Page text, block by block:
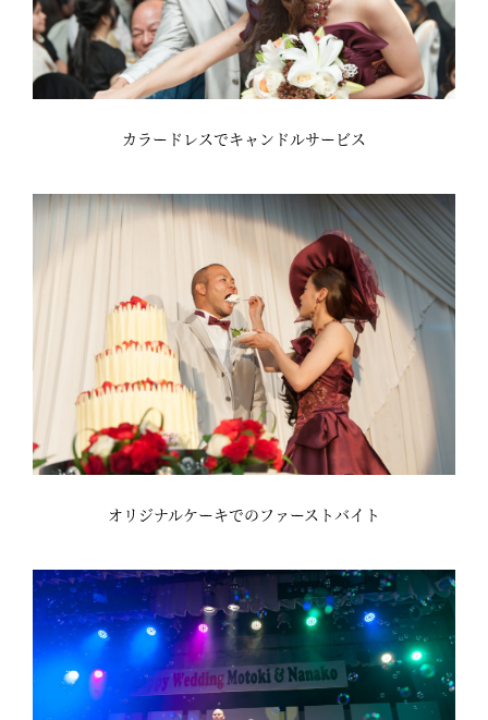
カラードレスでキャンドルサービス
オリジナルケーキでのファーストバイト